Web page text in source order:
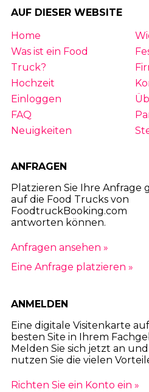
AUF DIESER WEBSITE
Home
Was ist ein Food
Truck?
Hochzeit
Einloggen
FAQ
Neuigkeiten
ANFRAGEN
Platzieren Sie Ihre Anfrage
auf die Food Trucks von
FoodtruckBooking.com
antworten können.
Anfragen ansehen »
Eine Anfrage platzieren »
ANMELDEN
Eine digitale Visitenkarte
besten Site in Ihrem
Melden Sie sich jetzt an und
nutzen Sie die vielen
Richten Sie ein Konto ein »